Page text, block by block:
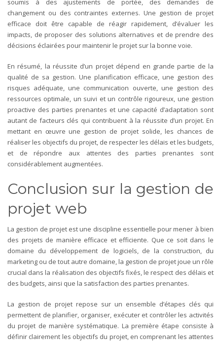
soumis à des ajustements de portée, des demandes de
changement ou des contraintes externes. Une gestion de projet
efficace doit être capable de réagir rapidement, d’évaluer les
impacts, de proposer des solutions alternatives et de prendre des
décisions éclairées pour maintenir le projet sur la bonne voie.
En résumé, la réussite d’un projet dépend en grande partie de la
qualité de sa gestion. Une planification efficace, une gestion des
risques adéquate, une communication ouverte, une gestion des
ressources optimale, un suivi et un contrôle rigoureux, une gestion
proactive des parties prenantes et une capacité d’adaptation sont
autant de facteurs clés qui contribuent à la réussite d’un projet. En
mettant en œuvre une gestion de projet solide, les chances de
réaliser les objectifs du projet, de respecter les délais et les budgets,
et de répondre aux attentes des parties prenantes sont
considérablement augmentées.
Conclusion sur la gestion de
projet web
La gestion de projet est une discipline essentielle pour mener à bien
des projets de manière efficace et efficiente. Que ce soit dans le
domaine du développement de logiciels, de la construction, du
marketing ou de tout autre domaine, la gestion de projet joue un rôle
crucial dans la réalisation des objectifs fixés, le respect des délais et
des budgets, ainsi que la satisfaction des parties prenantes.
La gestion de projet repose sur un ensemble d’étapes clés qui
permettent de planifier, organiser, exécuter et contrôler les activités
du projet de manière systématique. La première étape consiste à
définir clairement les objectifs du projet, en comprenant les attentes